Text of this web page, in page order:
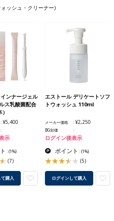
ォッシュ・クリーナー)
ンナージェル
ス乳酸菌配合
¥5,400
示
:(1%)
(7)
購入
エストール デリケートソフ
トウォッシュ 110ml
メーカー価格 ¥2,250
BG卸価
ログイン後表示
ポイント :(1%)
(5)
ログインして購入